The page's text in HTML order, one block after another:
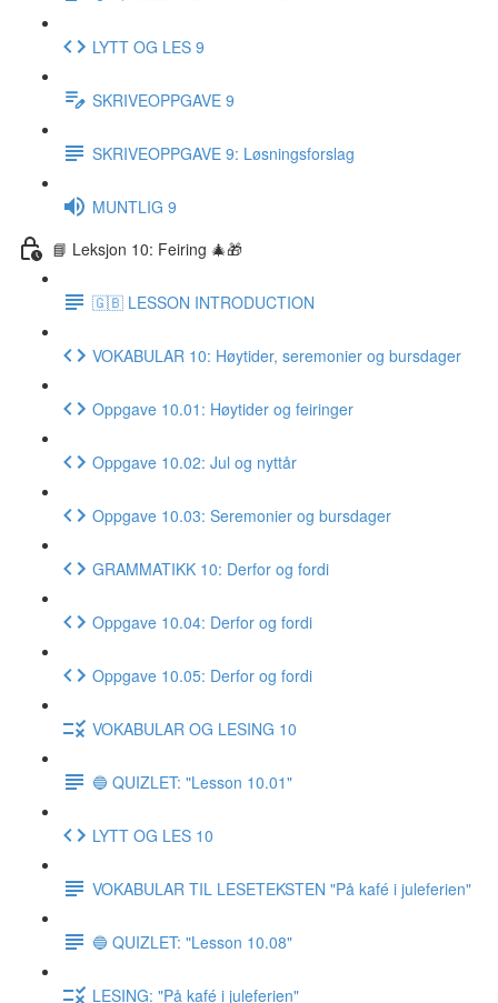
LYTT OG LES 9
SKRIVEOPPGAVE 9
SKRIVEOPPGAVE 9: Løsningsforslag
MUNTLIG 9
📘 Leksjon 10: Feiring 🎄🎁
🇬🇧 LESSON INTRODUCTION
VOKABULAR 10: Høytider, seremonier og bursdager
Oppgave 10.01: Høytider og feiringer
Oppgave 10.02: Jul og nyttår
Oppgave 10.03: Seremonier og bursdager
GRAMMATIKK 10: Derfor og fordi
Oppgave 10.04: Derfor og fordi
Oppgave 10.05: Derfor og fordi
VOKABULAR OG LESING 10
🔵 QUIZLET: "Lesson 10.01"
LYTT OG LES 10
VOKABULAR TIL LESETEKSTEN "På kafé i juleferien"
🔵 QUIZLET: "Lesson 10.08"
LESING: "På kafé i juleferien"